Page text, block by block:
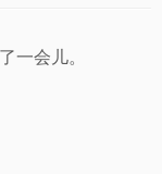
一会儿。